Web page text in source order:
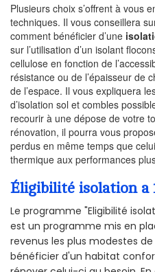
Plusieurs choix s’offrent à vous
techniques. Il vous conseillera
comment bénéficier d’une
sur l’utilisation d’un isolant
cellulose en fonction de
résistance ou de l’épaisseur de
de l’espace. Il vous expliquera
d’isolation sol et combles
recourir à une dépose de votre
rénovation, il pourra vous
perdus en même temps que
thermique aux performances
Éligibilité isolation a
Le programme "Eligibilité
est un programme mis en
revenus les plus modestes de
bénéficier d'un habitat